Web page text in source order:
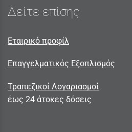
Δείτε επίσης
Εταιρικό προφίλ
Επαγγελματικός Εξοπλισμός
Τραπεζικοί Λογαριασμοί
έως 24 άτοκες δόσεις